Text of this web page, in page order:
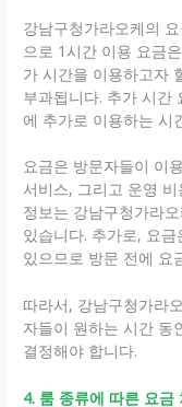
강남구청가라오케의
으로 1시간 이용 요금
가 시간을 이용하고자
부과됩니다. 추가 시간
에 추가로 이용하는 시
요금은 방문자들이 이
서비스, 그리고 운영
정보는 강남구청가라
있습니다. 추가로, 요
있으므로 방문 전에 요
따라서, 강남구청가라
자들이 원하는 시간 동
결정해야 합니다.
4. 룸 종류에 따른 요금